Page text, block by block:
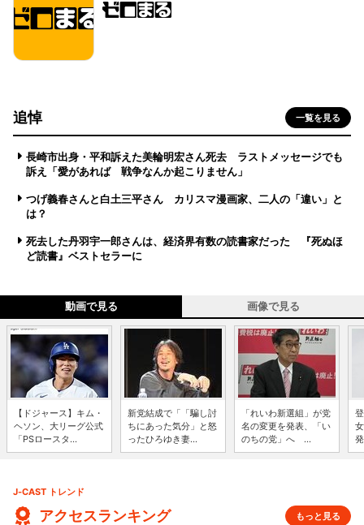
追悼 一覧を見る
長崎市出身・平和訴えた美輪明宏さん死去 ラストメッセージでも
訴え「愛があれば 戦争なんか起こりません」
つげ義春さんと白土三平さん カリスマ漫画家、二人の「違い」と
は？
死去した丹羽宇一郎さんは、経済界有数の読書家だった 『死ぬほ
ど読書』ベストセラーに
動画で見る 画像で見る
【ドジャース】キム・
ヘソン、大リーグ公式
「PSロースタ...
新党結成で「「騙し討
ちにあった気分」と怒
ったひろゆき妻...
「れいわ新選組」が党
名の変更を発表、「い
のちの党」へ ...
J-CAST トレンド
アクセスランキング もっと見る